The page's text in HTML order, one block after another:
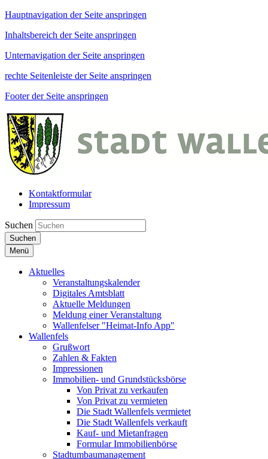
Hauptnavigation der Seite anspringen
Inhaltsbereich der Seite anspringen
Unternavigation der Seite anspringen
rechte Seitenleiste der Seite anspringen
Footer der Seite anspringen
Kontaktformular
Impressum
Suchen
Suchen
Menü
Aktuelles
Veranstaltungskalender
Digitales Amtsblatt
Aktuelle Meldungen
Meldung einer Veranstaltung
Wallenfelser "Heimat-Info App"
Wallenfels
Grußwort
Zahlen & Fakten
Impressionen
Immobilien- und Grundstücksbörse
Von Privat zu verkaufen
Von Privat zu vermieten
Die Stadt Wallenfels vermietet
Die Stadt Wallenfels verkauft
Kauf- und Mietanfragen
Formular Immobilienbörse
Stadtumbaumanagement